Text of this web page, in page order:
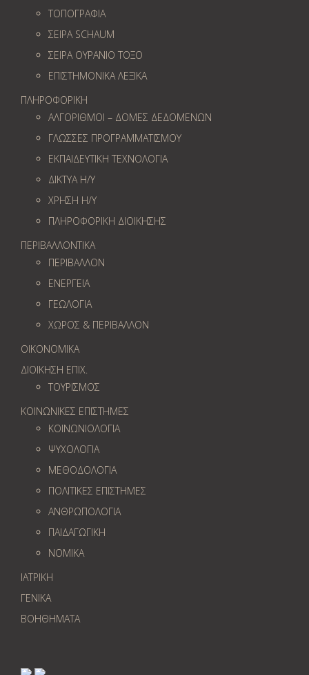
ΤΟΠΟΓΡΑΦΙΑ
ΣΕΙΡΑ SCHAUM
ΣΕΙΡΑ ΟΥΡΑΝΙΟ ΤΟΞΟ
ΕΠΙΣΤΗΜΟΝΙΚΑ ΛΕΞΙΚΑ
ΠΛΗΡΟΦΟΡΙΚΗ
ΑΛΓΟΡΙΘΜΟΙ – ΔΟΜΕΣ ΔΕΔΟΜΕΝΩΝ
ΓΛΩΣΣΕΣ ΠΡΟΓΡΑΜΜΑΤΙΣΜΟΥ
ΕΚΠΑΙΔΕΥΤΙΚΗ ΤΕΧΝΟΛΟΓΙΑ
ΔΙΚΤΥΑ Η/Υ
ΧΡΗΣΗ Η/Υ
ΠΛΗΡΟΦΟΡΙΚΗ ΔΙΟΙΚΗΣΗΣ
ΠΕΡΙΒΑΛΛΟΝΤΙΚΑ
ΠΕΡΙΒΑΛΛΟΝ
ΕΝΕΡΓΕΙΑ
ΓΕΩΛOΓΙΑ
ΧΩΡΟΣ & ΠΕΡΙΒΑΛΛΟΝ
ΟΙΚΟΝΟΜΙΚΑ
ΔΙΟΙΚΗΣΗ ΕΠΙΧ.
ΤΟΥΡΙΣΜΟΣ
ΚΟΙΝΩΝΙΚΕΣ ΕΠΙΣΤΗΜΕΣ
ΚΟΙΝΩΝΙΟΛΟΓΙΑ
ΨΥΧΟΛΟΓΙΑ
ΜΕΘΟΔΟΛΟΓΙΑ
ΠΟΛΙΤΙΚΕΣ ΕΠΙΣΤΗΜΕΣ
ΑΝΘΡΩΠΟΛΟΓΙΑ
ΠΑΙΔΑΓΩΓΙΚΗ
ΝΟΜΙΚΑ
ΙΑΤΡΙΚΗ
ΓΕΝΙΚΑ
ΒΟΗΘΗΜΑΤΑ